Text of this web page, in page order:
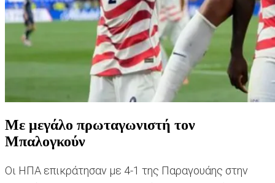
Mε μεγάλο πρωταγωνιστή τον
Μπαλογκούν
Οι ΗΠΑ επικράτησαν με 4-1 της Παραγουάης στην